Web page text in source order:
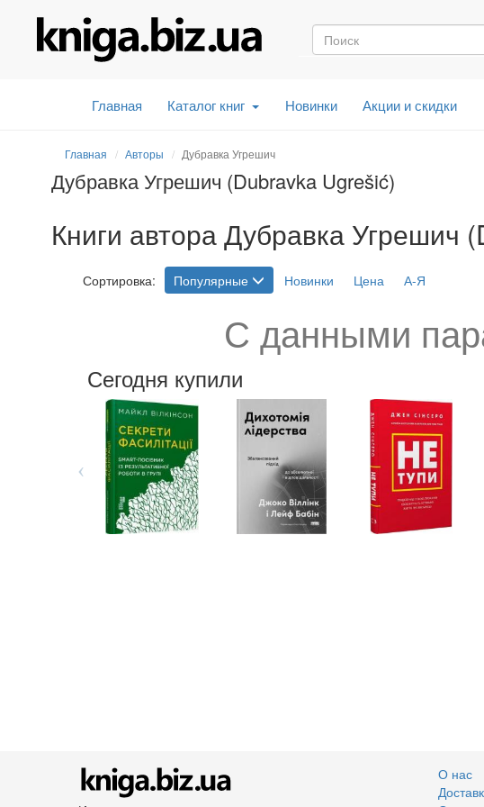
Главная Каталог книг Новинки Акции и скидки
Главная Авторы Дубравка Угрешич
Дубравка Угрешич (Dubravka Ugrešić)
Книги автора Дубравка Угрешич
Сортировка: Популярные Новинки Цена А-Я
С данными
Сегодня купили
О нас